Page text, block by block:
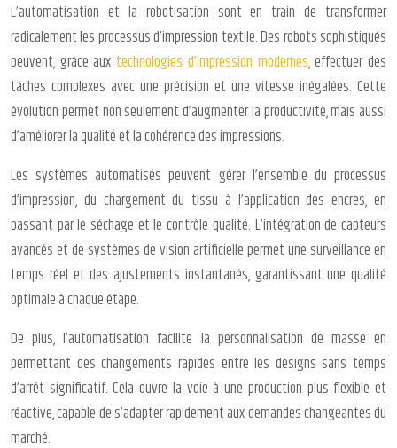
L’automatisation et la robotisation sont en train de transformer
radicalement les processus d’impression textile. Des robots sophistiqués
peuvent, grâce aux technologies d’impression modernes, effectuer des
tâches complexes avec une précision et une vitesse inégalées. Cette
évolution permet non seulement d’augmenter la productivité, mais aussi
d’améliorer la qualité et la cohérence des impressions.
Les systèmes automatisés peuvent gérer l’ensemble du processus
d’impression, du chargement du tissu à l’application des encres, en
passant par le séchage et le contrôle qualité. L’intégration de capteurs
avancés et de systèmes de vision artificielle permet une surveillance en
temps réel et des ajustements instantanés, garantissant une qualité
optimale à chaque étape.
De plus, l’automatisation facilite la personnalisation de masse en
permettant des changements rapides entre les designs sans temps
d’arrêt significatif. Cela ouvre la voie à une production plus flexible et
réactive, capable de s’adapter rapidement aux demandes changeantes du
marché.